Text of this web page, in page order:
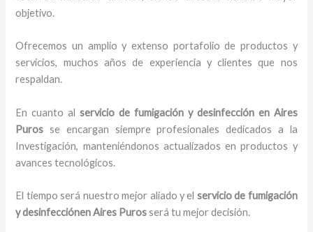
objetivo.
Ofrecemos un amplio y extenso portafolio de productos y
servicios, muchos años de experiencia y clientes que nos
respaldan.
En cuanto alservicio de fumigación y desinfecciónen Aires
Purosse encargan siempre profesionales dedicados a la
Investigación, manteniéndonos actualizados en productos y
avances tecnológicos.
El tiempo será nuestro mejor aliado y el servicio de fumigación
y desinfecciónen Aires Purosserá tu mejor decisión.